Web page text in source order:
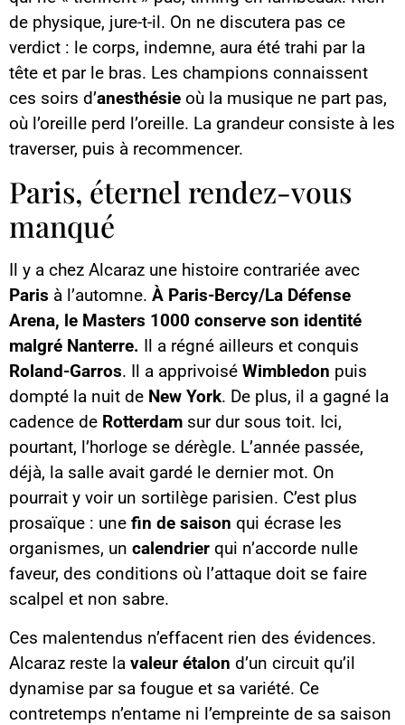
de physique, jure-t-il. On ne discutera pas ce
verdict : le corps, indemne, aura été trahi par la
tête et par le bras. Les champions connaissent
ces soirs d’anesthésie où la musique ne part pas,
où l’oreille perd l’oreille. La grandeur consiste à les
traverser, puis à recommencer.
Paris, éternel rendez-vous
manqué
Il y a chez Alcaraz une histoire contrariée avec
Paris à l’automne. À Paris-Bercy/La Défense
Arena, le Masters 1000 conserve son identité
malgré Nanterre. Il a régné ailleurs et conquis
Roland-Garros. Il a apprivoisé Wimbledon puis
dompté la nuit de New York. De plus, il a gagné la
cadence de Rotterdam sur dur sous toit. Ici,
pourtant, l’horloge se dérègle. L’année passée,
déjà, la salle avait gardé le dernier mot. On
pourrait y voir un sortilège parisien. C’est plus
prosaïque : une fin de saison qui écrase les
organismes, un calendrier qui n’accorde nulle
faveur, des conditions où l’attaque doit se faire
scalpel et non sabre.
Ces malentendus n’effacent rien des évidences.
Alcaraz reste la valeur étalon d’un circuit qu’il
dynamise par sa fougue et sa variété. Ce
contretemps n’entame ni l’empreinte de sa saison